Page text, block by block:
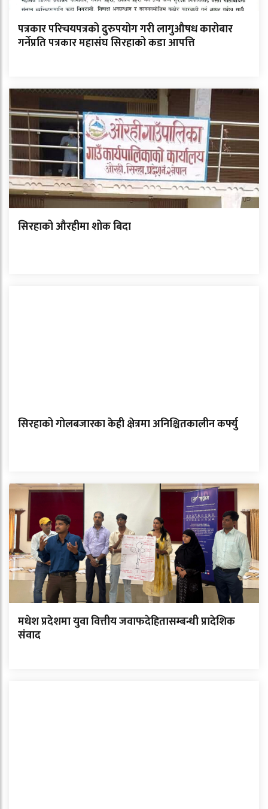
पत्रकार परिचयपत्रको दुरुपयोग गरी लागुऔषध कारोबार
गर्नेप्रति पत्रकार महासंघ सिरहाको कडा आपत्ति
सिरहाको औरहीमा शोक बिदा
सिरहाको गोलबजारका केही क्षेत्रमा अनिश्चितकालीन कर्फ्यु
मधेश प्रदेशमा युवा वित्तीय जवाफदेहितासम्बन्धी प्रादेशिक
संवाद